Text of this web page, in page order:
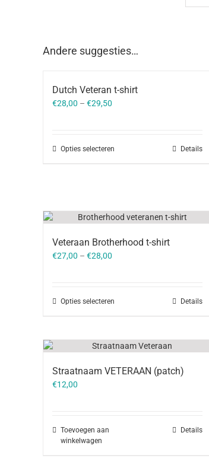
Andere suggesties…
Dutch Veteran t-shirt
€28,00 – €29,50
Opties selecteren Details
Veteraan Brotherhood t-shirt
€27,00 – €28,00
Opties selecteren Details
Straatnaam VETERAAN (patch)
€12,00
Toevoegen aan
winkelwagen
Details